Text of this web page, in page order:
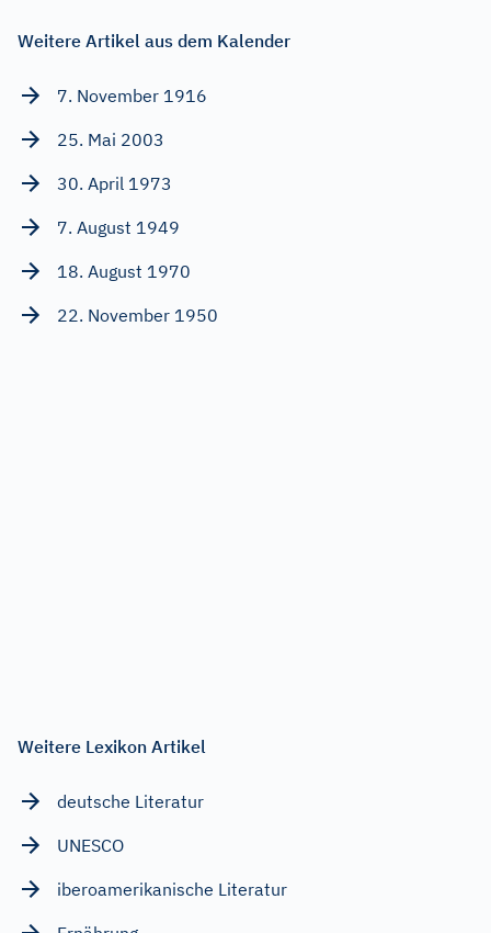
Weitere Artikel aus dem Kalender
7. November 1916
25. Mai 2003
30. April 1973
7. August 1949
18. August 1970
22. November 1950
Weitere Lexikon Artikel
deutsche Literatur
UNESCO
iberoamerikanische Literatur